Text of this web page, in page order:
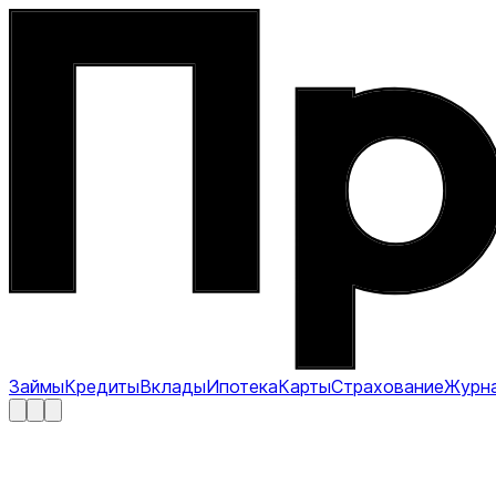
ЗаймыКредитыВкладыИпотекаКартыСтрахование